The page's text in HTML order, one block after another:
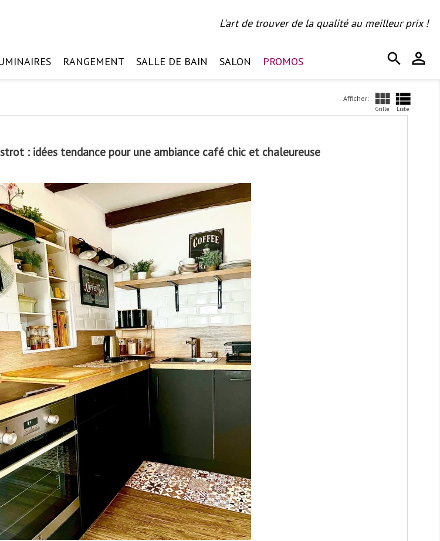
L'art de trouver de la qualité au meilleur prix !
person_outline
search
RANGEMENT SALLE DE BAIN SALON PROMOS
Afficher: 
Grille 
Liste
: idées tendance pour une ambiance café chic et chaleureuse